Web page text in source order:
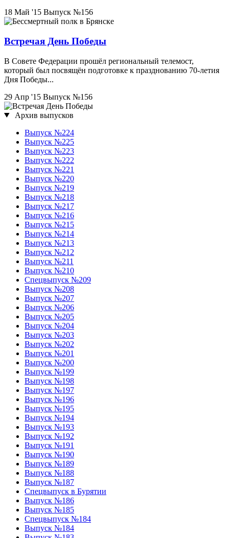
18 Май '15 Выпуск №156
Встречая День Победы
В Совете Федерации прошёл региональный телемост,
который был посвящён подготовке к празднованию 70-летия
Дня Победы...
29 Апр '15 Выпуск №156
Архив выпусков
Выпуск №224
Выпуск №225
Выпуск №223
Выпуск №222
Выпуск №221
Выпуск №220
Выпуск №219
Выпуск №218
Выпуск №217
Выпуск №216
Выпуск №215
Выпуск №214
Выпуск №213
Выпуск №212
Выпуск №211
Выпуск №210
Спецвыпуск №209
Выпуск №208
Выпуск №207
Выпуск №206
Выпуск №205
Выпуск №204
Выпуск №203
Выпуск №202
Выпуск №201
Выпуск №200
Выпуск №199
Выпуск №198
Выпуск №197
Выпуск №196
Выпуск №195
Выпуск №194
Выпуск №193
Выпуск №192
Выпуск №191
Выпуск №190
Выпуск №189
Выпуск №188
Выпуск №187
Спецвыпуск в Бурятии
Выпуск №186
Выпуск №185
Спецвыпуск №184
Выпуск №184